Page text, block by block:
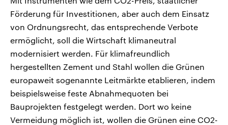
Förderung für Investitionen, aber auch dem Einsatz
von Ordnungsrecht, das entsprechende Verbote
ermöglicht, soll die Wirtschaft klimaneutral
modernisiert werden. Für klimafreundlich
hergestellten Zement und Stahl wollen die Grünen
europaweit sogenannte Leitmärkte etablieren, indem
beispielsweise feste Abnahmequoten bei
Bauprojekten festgelegt werden. Dort wo keine
Vermeidung möglich ist, wollen die Grünen eine CO2-